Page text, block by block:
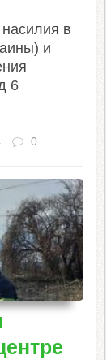
насилия в
и
6
0